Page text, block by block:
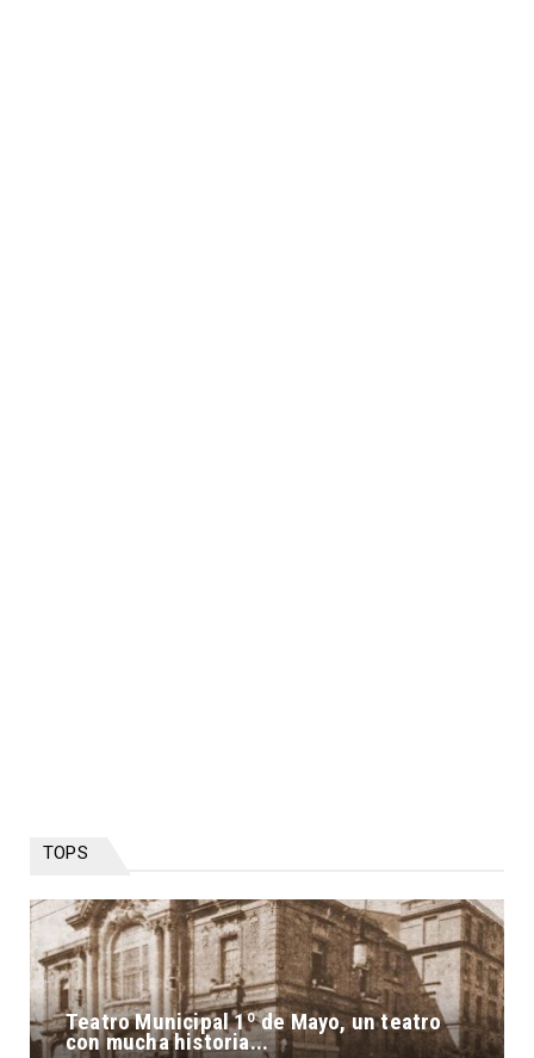
TOPS
Teatro Municipal 1º de Mayo, un teatro
con mucha historia...